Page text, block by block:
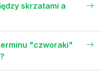
skrzatami a
"czworaki"